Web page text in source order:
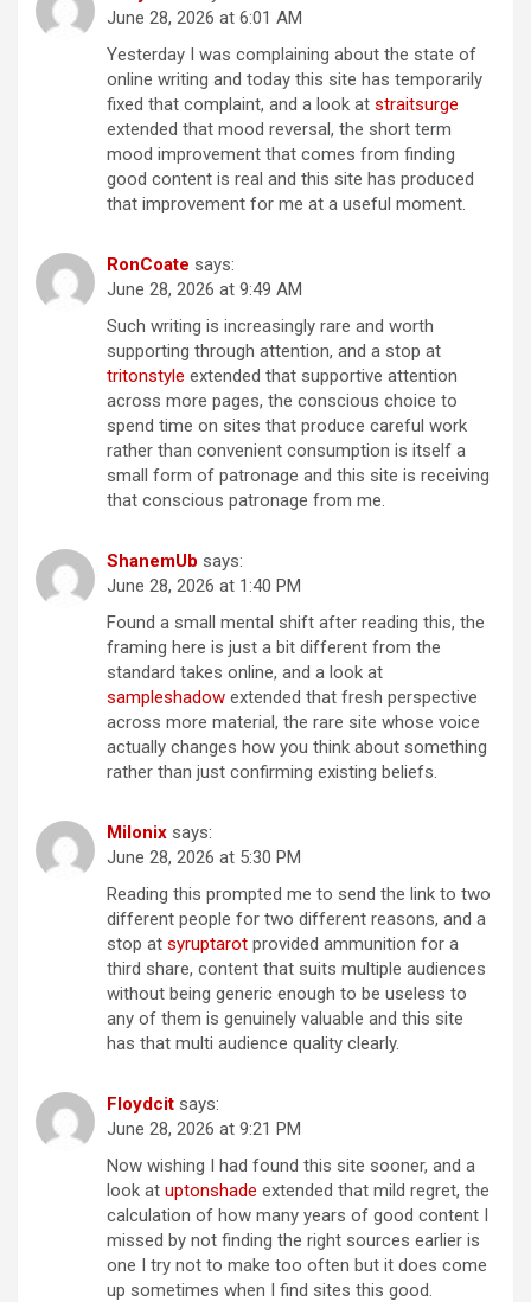
June 28, 2026 at 6:01 AM
Yesterday I was complaining about the state of
online writing and today this site has temporarily
fixed that complaint, and a look at straitsurge
extended that mood reversal, the short term
mood improvement that comes from finding
good content is real and this site has produced
that improvement for me at a useful moment.
RonCoate says:
June 28, 2026 at 9:49 AM
Such writing is increasingly rare and worth
supporting through attention, and a stop at
tritonstyle extended that supportive attention
across more pages, the conscious choice to
spend time on sites that produce careful work
rather than convenient consumption is itself a
small form of patronage and this site is receiving
that conscious patronage from me.
ShanemUb says:
June 28, 2026 at 1:40 PM
Found a small mental shift after reading this, the
framing here is just a bit different from the
standard takes online, and a look at
sampleshadow extended that fresh perspective
across more material, the rare site whose voice
actually changes how you think about something
rather than just confirming existing beliefs.
Milonix says:
June 28, 2026 at 5:30 PM
Reading this prompted me to send the link to two
different people for two different reasons, and a
stop at syruptarot provided ammunition for a
third share, content that suits multiple audiences
without being generic enough to be useless to
any of them is genuinely valuable and this site
has that multi audience quality clearly.
Floydcit says:
June 28, 2026 at 9:21 PM
Now wishing I had found this site sooner, and a
look at uptonshade extended that mild regret, the
calculation of how many years of good content I
missed by not finding the right sources earlier is
one I try not to make too often but it does come
up sometimes when I find sites this good.